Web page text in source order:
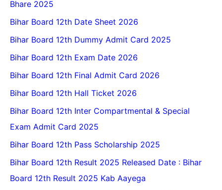
Bhare 2025
Bihar Board 12th Date Sheet 2026
Bihar Board 12th Dummy Admit Card 2025
Bihar Board 12th Exam Date 2026
Bihar Board 12th Final Admit Card 2026
Bihar Board 12th Hall Ticket 2026
Bihar Board 12th Inter Compartmental & Special
Exam Admit Card 2025
Bihar Board 12th Pass Scholarship 2025
Bihar Board 12th Result 2025 Released Date : Bihar
Board 12th Result 2025 Kab Aayega